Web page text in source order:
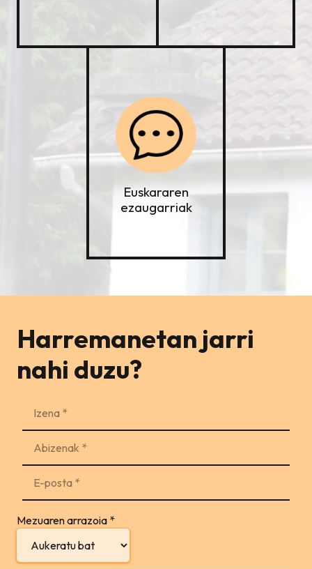
Euskararen
ezaugarriak
Harremanetan jarri
nahi duzu?
Mezuaren arrazoia *